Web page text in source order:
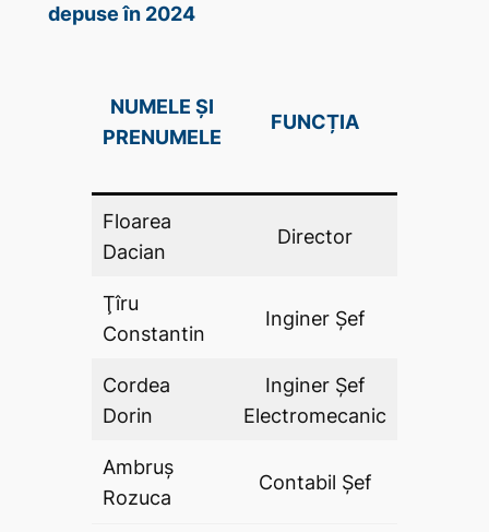
depuse în 2024
NUMELE ȘI
PRENUMELE
FUNCȚIA
Floarea
Dacian
Director
Ţîru
Constantin
Inginer Șef
Cordea
Dorin
Inginer Şef
Electromecanic
Ambruş
Rozuca
Contabil Şef